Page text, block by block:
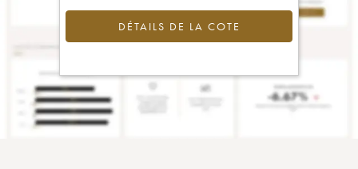
DÉTAILS DE LA COTE